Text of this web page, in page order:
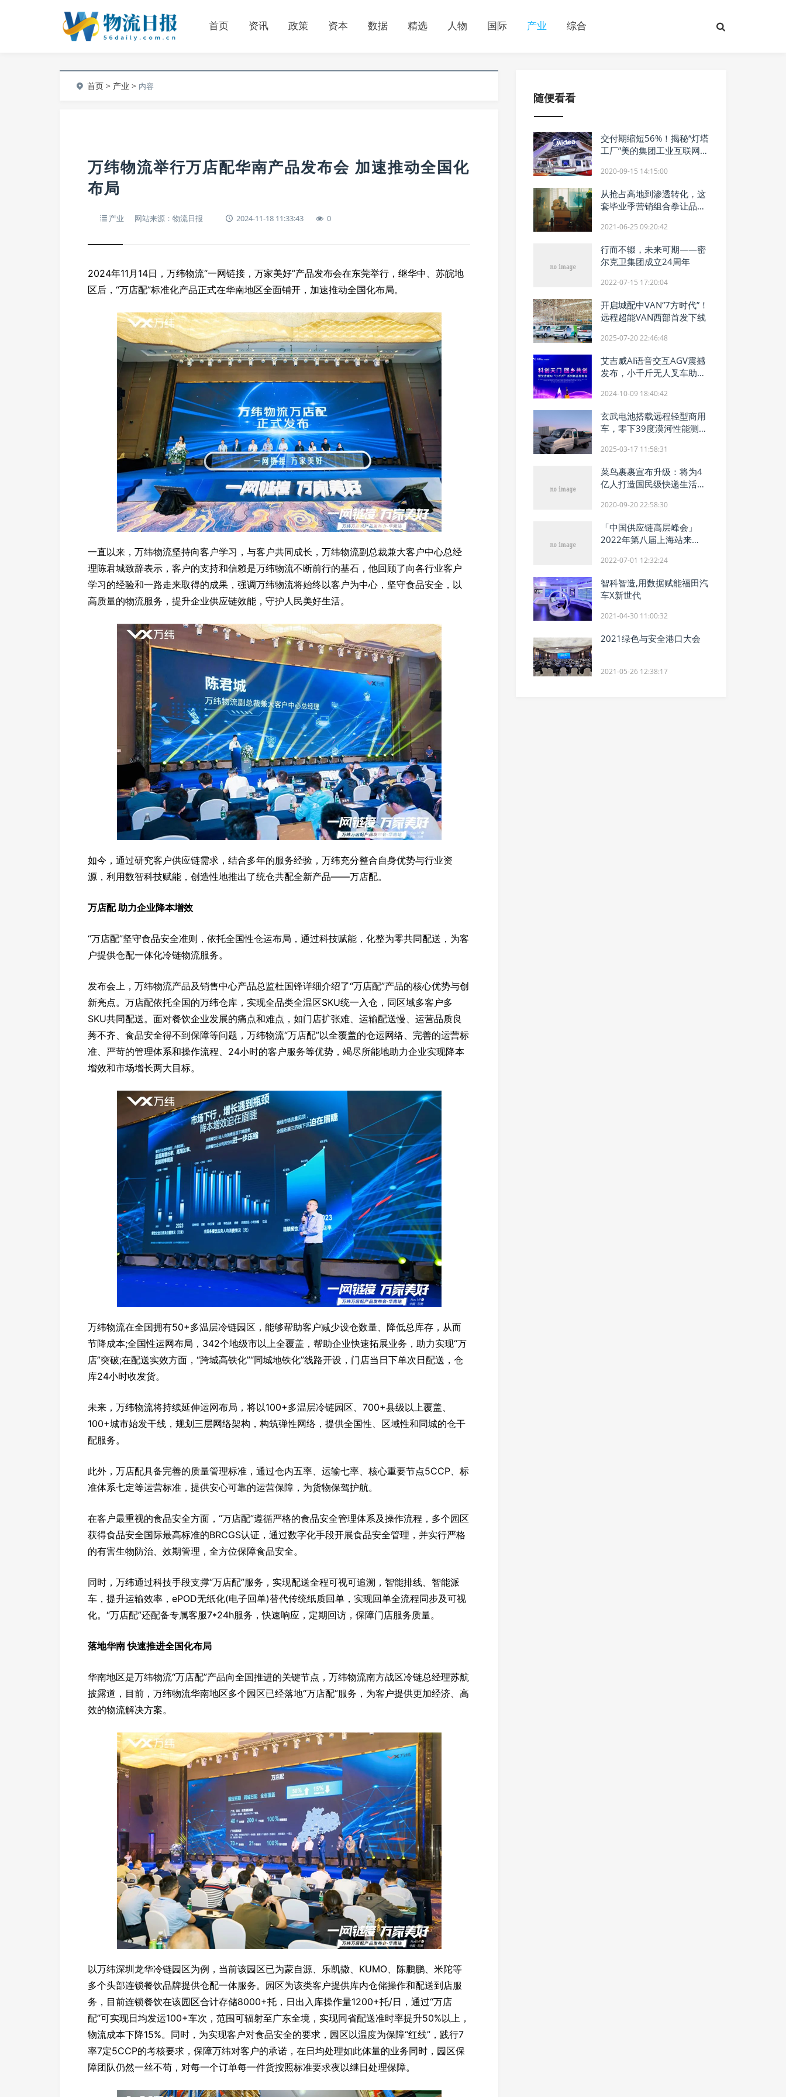
首页 资讯 政策 资本 数据 精选 人物 国际 产业 综合
首页 > 产业 > 内容
万纬物流举行万店配华南产品发布会 加速推动全国化
布局
产业 网站来源：物流日报 2024-11-18 11:33:43 0
2024年11月14日，万纬物流“一网链接，万家美好”产品发布会在东莞举行，继华中、苏皖地
区后，“万店配”标准化产品正式在华南地区全面铺开，加速推动全国化布局。
一直以来，万纬物流坚持向客户学习，与客户共同成长，万纬物流副总裁兼大客户中心总经
理陈君城致辞表示，客户的支持和信赖是万纬物流不断前行的基石，他回顾了向各行业客户
学习的经验和一路走来取得的成果，强调万纬物流将始终以客户为中心，坚守食品安全，以
高质量的物流服务，提升企业供应链效能，守护人民美好生活。
如今，通过研究客户供应链需求，结合多年的服务经验，万纬充分整合自身优势与行业资
源，利用数智科技赋能，创造性地推出了统仓共配全新产品——万店配。
万店配 助力企业降本增效
“万店配”坚守食品安全准则，依托全国性仓运布局，通过科技赋能，化整为零共同配送，为客
户提供仓配一体化冷链物流服务。
发布会上，万纬物流产品及销售中心产品总监杜国锋详细介绍了“万店配”产品的核心优势与创
新亮点。万店配依托全国的万纬仓库，实现全品类全温区SKU统一入仓，同区域多客户多
SKU共同配送。面对餐饮企业发展的痛点和难点，如门店扩张难、运输配送慢、运营品质良
莠不齐、食品安全得不到保障等问题，万纬物流“万店配”以全覆盖的仓运网络、完善的运营标
准、严苛的管理体系和操作流程、24小时的客户服务等优势，竭尽所能地助力企业实现降本
增效和市场增长两大目标。
万纬物流在全国拥有50+多温层冷链园区，能够帮助客户减少设仓数量、降低总库存，从而
节降成本;全国性运网布局，342个地级市以上全覆盖，帮助企业快速拓展业务，助力实现“万
店”突破;在配送实效方面，“跨城高铁化”“同城地铁化”线路开设，门店当日下单次日配送，仓
库24小时收发货。
未来，万纬物流将持续延伸运网布局，将以100+多温层冷链园区、700+县级以上覆盖、
100+城市始发干线，规划三层网络架构，构筑弹性网络，提供全国性、区域性和同城的仓干
配服务。
此外，万店配具备完善的质量管理标准，通过仓内五率、运输七率、核心重要节点5CCP、标
准体系七定等运营标准，提供安心可靠的运营保障，为货物保驾护航。
在客户最重视的食品安全方面，“万店配”遵循严格的食品安全管理体系及操作流程，多个园区
获得食品安全国际最高标准的BRCGS认证，通过数字化手段开展食品安全管理，并实行严格
的有害生物防治、效期管理，全方位保障食品安全。
同时，万纬通过科技手段支撑“万店配”服务，实现配送全程可视可追溯，智能排线、智能派
车，提升运输效率，ePOD无纸化(电子回单)替代传统纸质回单，实现回单全流程同步及可视
化。“万店配”还配备专属客服7*24h服务，快速响应，定期回访，保障门店服务质量。
落地华南 快速推进全国化布局
华南地区是万纬物流“万店配”产品向全国推进的关键节点，万纬物流南方战区冷链总经理苏航
披露道，目前，万纬物流华南地区多个园区已经落地“万店配”服务，为客户提供更加经济、高
效的物流解决方案。
以万纬深圳龙华冷链园区为例，当前该园区已为蒙自源、乐凯撒、KUMO、陈鹏鹏、米陀等
多个头部连锁餐饮品牌提供仓配一体服务。园区为该类客户提供库内仓储操作和配送到店服
务，目前连锁餐饮在该园区合计存储8000+托，日出入库操作量1200+托/日，通过“万店
配”可实现日均发运100+车次，范围可辐射至广东全境，实现同省配送准时率提升50%以上，
物流成本下降15%。同时，为实现客户对食品安全的要求，园区以温度为保障“红线”，践行7
率7定5CCP的考核要求，保障万纬对客户的承诺，在日均处理如此体量的业务同时，园区保
障团队仍然一丝不苟，对每一个订单每一件货按照标准要求夜以继日处理保障。
随便看看
交付期缩短56%！揭秘“灯塔
工厂”美的集团工业互联网转
2020-09-15 14:15:00
从抢占高地到渗透转化，这
套毕业季营销组合拳让品牌
2021-06-25 09:20:42
行而不辍，未来可期——密
尔克卫集团成立24周年
2022-07-15 17:20:04
开启城配中VAN“7方时代”！
远程超能VAN西部首发下线
2025-07-20 22:46:48
艾吉威AI语音交互AGV震撼
发布，小千斤无人叉车助力
2024-10-09 18:40:42
玄武电池搭载远程轻型商用
车，零下39度漠河性能测试
2025-03-17 11:58:31
菜鸟裹裹宣布升级：将为4
亿人打造国民级快递生活方
2020-09-20 22:58:30
「中国供应链高层峰会」
2022年第八届上海站来
2022-07-01 12:32:24
智科智造,用数据赋能福田汽
车X新世代
2021-04-30 11:00:32
2021绿色与安全港口大会
2021-05-26 12:38:17